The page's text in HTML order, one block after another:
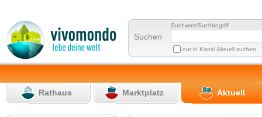
Suchen
Suchwort/Suchbegriff
nur in Kanal Aktuell suchen
Rathaus Marktplatz Aktuell